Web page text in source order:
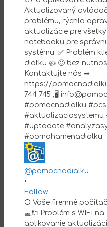
@pomocnadialku
•
Follow
O Vaše firemné
💻🔌 Problém s WIFI
aplikovanie